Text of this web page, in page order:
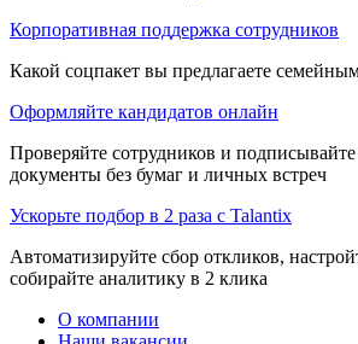
Корпоративная поддержка сотрудников
Какой соцпакет вы предлагаете
Оформляйте кандидатов онлайн
Проверяйте сотрудников и
документы без бумаг и личных встреч
Ускорьте подбор в 2 раза с Talantix
Автоматизируйте сбор откликов,
собирайте аналитику в 2 клика
О компании